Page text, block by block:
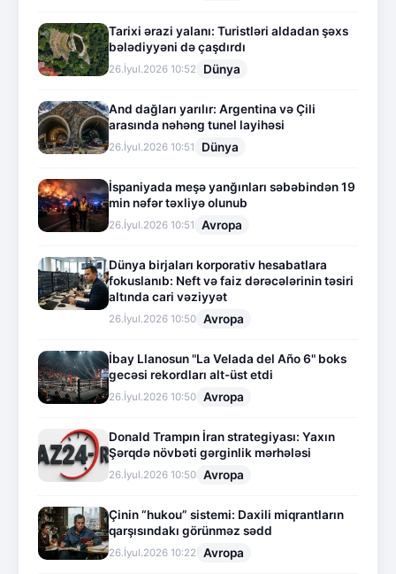
Tarixi ərazi yalanı: Turistləri aldadan şəxs
bələdiyyəni də çaşdırdı
26.İyul.2026 10:52 Dünya
And dağları yarılır: Argentina və Çili
arasında nəhəng tunel layihəsi
26.İyul.2026 10:51 Dünya
İspaniyada meşə yanğınları səbəbindən 19
min nəfər təxliyə olunub
26.İyul.2026 10:51 Avropa
Dünya birjaları korporativ hesabatlara
fokuslanıb: Neft və faiz dərəcələrinin təsiri
altında cari vəziyyət
26.İyul.2026 10:50 Avropa
İbay Llanosun "La Velada del Año 6" boks
gecəsi rekordları alt-üst etdi
26.İyul.2026 10:50 Avropa
Donald Trampın İran strategiyası: Yaxın
Şərqdə növbəti gərginlik mərhələsi
26.İyul.2026 10:50 Avropa
Çinin “hukou” sistemi: Daxili miqrantların
qarşısındakı görünməz sədd
26.İyul.2026 10:22 Avropa